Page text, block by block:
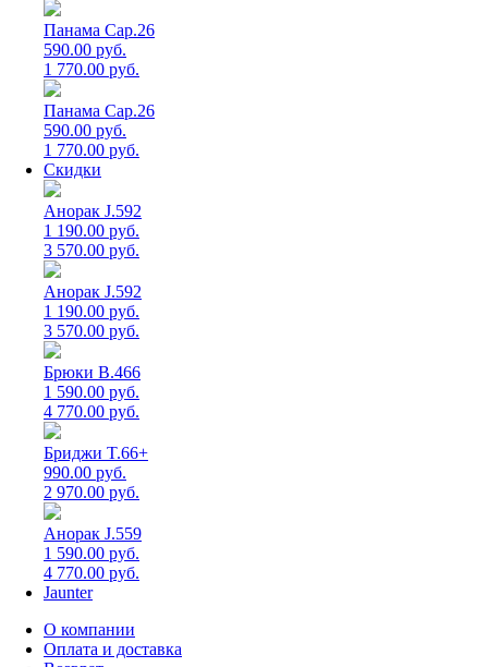
Панама Cap.26
590.00 руб.
1 770.00 руб.
Панама Cap.26
590.00 руб.
1 770.00 руб.
Скидки
Анорак J.592
1 190.00 руб.
3 570.00 руб.
Анорак J.592
1 190.00 руб.
3 570.00 руб.
Брюки B.466
1 590.00 руб.
4 770.00 руб.
Бриджи T.66+
990.00 руб.
2 970.00 руб.
Анорак J.559
1 590.00 руб.
4 770.00 руб.
Jaunter
О компании
Оплата и доставка